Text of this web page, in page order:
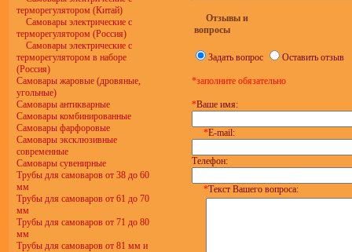
терморегулятором (Китай)
Самовары электрические с
терморегулятором (Россия)
Самовары электрические с
терморегулятором в наборе
(Россия)
Самовары жаровые (дровяные,
угольные)
Самовары антикварные
Самовары комбинированные
Самовары фарфоровые
Самовары эксклюзивные
современные
Самовары сувенирные
Трубы для самоваров от 38 до 60
мм
Трубы для самоваров от 61 до 70
мм
Трубы для самоваров от 71 до 80
мм
Трубы для самоваров от 81 мм и
Отзывы и
вопросы
Задать вопрос Оставить отзыв
*заполните обязательно
*Ваше имя:
*E-mail:
Телефон:
*Текст Вашего вопроса: